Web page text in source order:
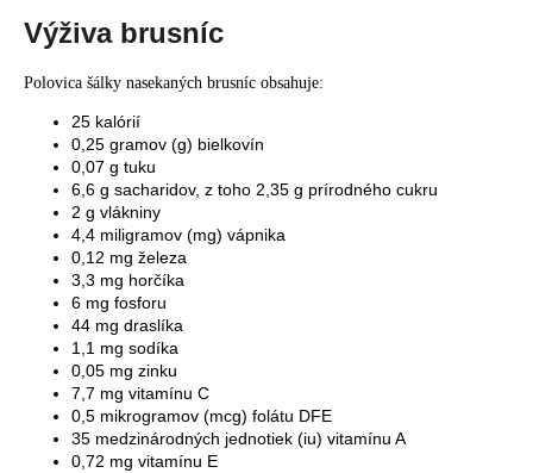
Výživa brusníc
Polovica šálky nasekaných brusníc obsahuje:
25 kalórií
0,25 gramov (g) bielkovín
0,07 g tuku
6,6 g sacharidov, z toho 2,35 g prírodného cukru
2 g vlákniny
4,4 miligramov (mg) vápnika
0,12 mg železa
3,3 mg horčíka
6 mg fosforu
44 mg draslíka
1,1 mg sodíka
0,05 mg zinku
7,7 mg vitamínu C
0,5 mikrogramov (mcg) folátu DFE
35 medzinárodných jednotiek (iu) vitamínu A
0,72 mg vitamínu E